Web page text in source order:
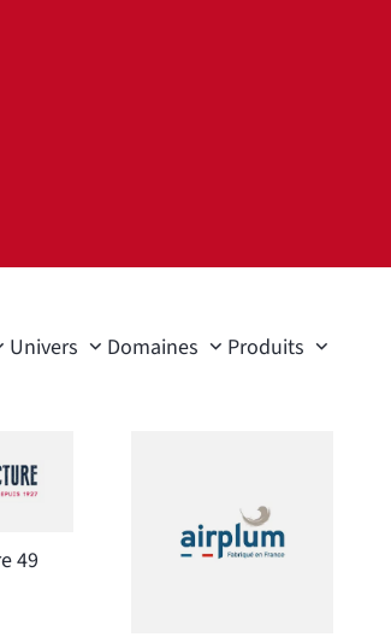
Univers Domaines Produits
49